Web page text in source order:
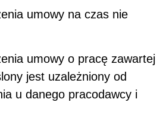
umowy na czas nie
umowy o pracę zawartej
jest uzależniony od
u danego pracodawcy i